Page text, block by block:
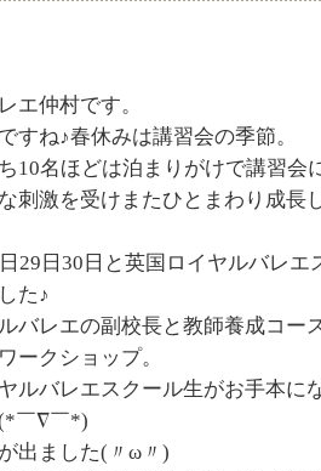
エ仲村です。
すね♪春休みは講習会の季節。
10名ほどは泊まりがけで講習会
刺激を受けまたひとまわり成長
29日30日と英国ロイヤルバレ
た♪
バレエの副校長と教師養成コー
ークショップ。
ルバレエスクール生がお手本
￣∇￣*)
出ました(〃ω〃)